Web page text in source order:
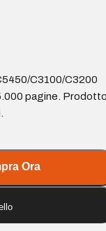
C3100/C3200
pagine.
C3100/C3200
Ora